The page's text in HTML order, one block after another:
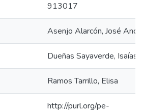
913017
Asenjo Alarcón, José
Dueñas Sayaverde, Isaías
Ramos Tarrillo, Elisa
http://purl.org/pe-